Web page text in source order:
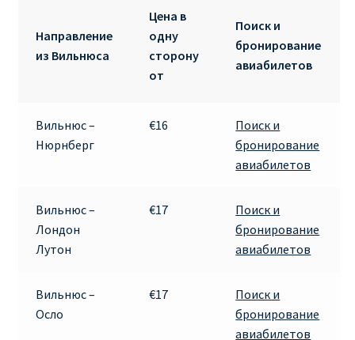
ДЕШЕВЫЕ АВИАБИЛЕТЫ В ЛОНДОН
ДЕШЕВЫЕ АВИАБИЛЕТЫ В МИЛАН
ДЕШЕВЫЕ АВИАБИЛЕТЫ В ПАРИЖ
ИНФОРМАЦИЯ ДЛЯ ПАССАЖИРОВ
ВЫБОР И БРОНИРОВАНИЯ МЕСТ В RYANAIR
ЗАДЕРЖКА, ОТМЕНА, ПЕРЕНОС РЕЙСОВ RYANAIR
Направление
из Вильнюса
Цена в
одну
сторону
от
Поиск и
бронирование
авиабилетов
Вильнюс –
Нюрнберг
€16
Поиск и
бронирование
авиабилетов
Вильнюс –
Лондон
Лутон
€17
Поиск и
бронирование
авиабилетов
Вильнюс –
Осло
€17
Поиск и
бронирование
авиабилетов